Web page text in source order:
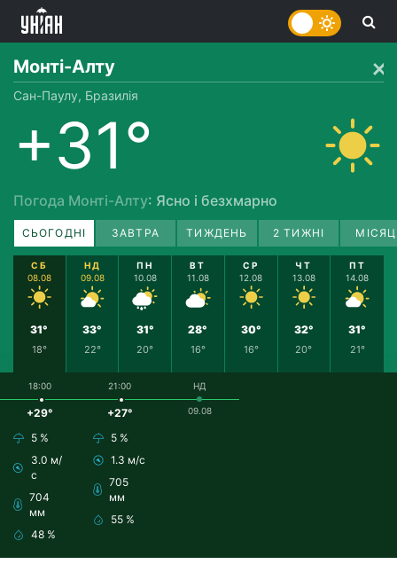
Монті-Алту
Сан-Паулу, Бразилія
+31°
Погода Монті-Алту: Ясно і безхмарно
СЬОГОДНІ ЗАВТРА ТИЖДЕНЬ 2 ТИЖНІ
СБ
08.08
31°
18°
НД
09.08
33°
22°
ПН
10.08
31°
20°
ВТ
11.08
28°
16°
СР
12.08
30°
16°
ЧТ
13.08
32°
20°
ПТ
14.08
31°
21°
18:00
+29°
5 %
3.0 м/
с
704
мм
48 %
21:00
+27°
5 %
1.3 м/с
705
мм
55 %
НД
09.08